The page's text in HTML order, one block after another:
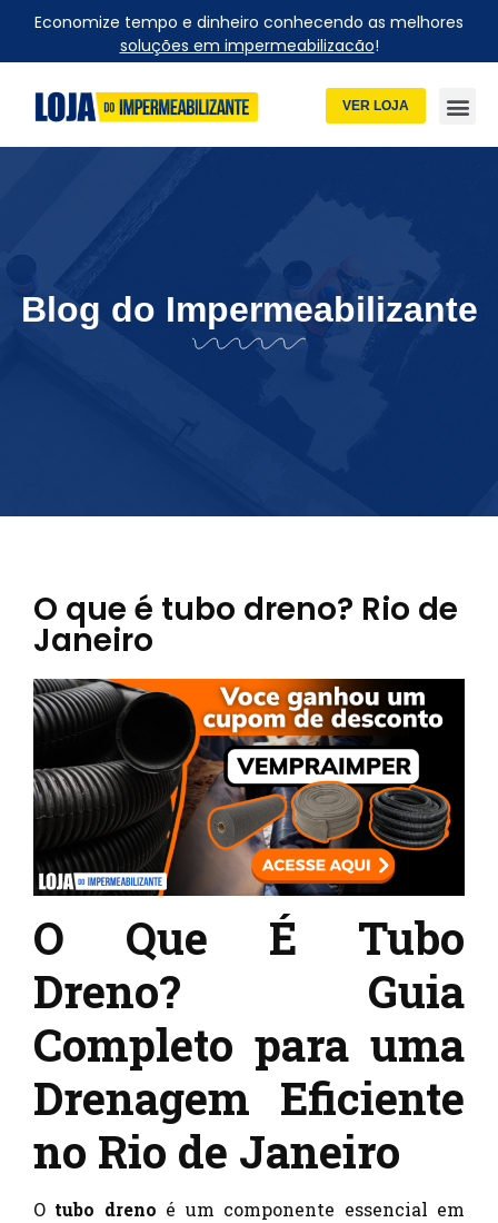
Economize tempo e dinheiro conhecendo as melhores
soluções em impermeabilizacão!
VER LOJA
Blog do Impermeabilizante
O que é tubo dreno? Rio de
Janeiro
O Que É Tubo
Dreno? Guia
Completo para uma
Drenagem Eficiente
no Rio de Janeiro
O tubo dreno é um componente essencial em